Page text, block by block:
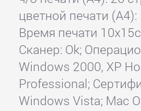
цветной печати
Время печати
Сканер: Ok;
Windows 2000, XP
Professional;
Windows Vista; Mac